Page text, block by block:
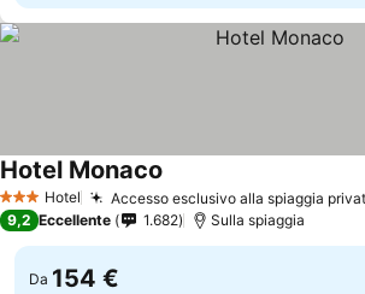
3 StelleHotel Accesso esclusivo alla spiaggia
Hotel Monaco
9,2 Eccellente 1.682 Sulla spiaggia
Da 154 €